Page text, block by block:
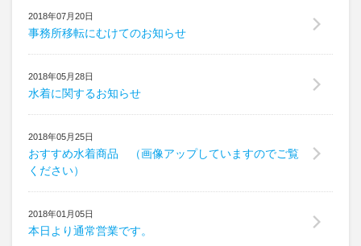
取扱･サイズ Care / Size
神戸モデル標準服 Kobe Model
2018年07月20日
事務所移転にむけてのお知らせ
2018年05月28日
水着に関するお知らせ
2018年05月25日
おすすめ水着商品 （画像アップしていますのでご覧
ください）
2018年01月05日
本日より通常営業です。